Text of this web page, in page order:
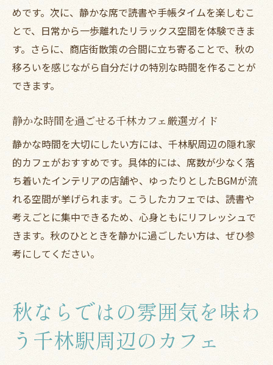
めです。次に、静かな席で読書や手帳タイムを楽しむこ
とで、日常から一歩離れたリラックス空間を体験できま
す。さらに、商店街散策の合間に立ち寄ることで、秋の
移ろいを感じながら自分だけの特別な時間を作ることが
できます。
静かな時間を過ごせる千林カフェ厳選ガイド
静かな時間を大切にしたい方には、千林駅周辺の隠れ家
的カフェがおすすめです。具体的には、席数が少なく落
ち着いたインテリアの店舗や、ゆったりとしたBGMが流
れる空間が挙げられます。こうしたカフェでは、読書や
考えごとに集中できるため、心身ともにリフレッシュで
きます。秋のひとときを静かに過ごしたい方は、ぜひ参
考にしてください。
秋ならではの雰囲気を味わ
う千林駅周辺のカフェ